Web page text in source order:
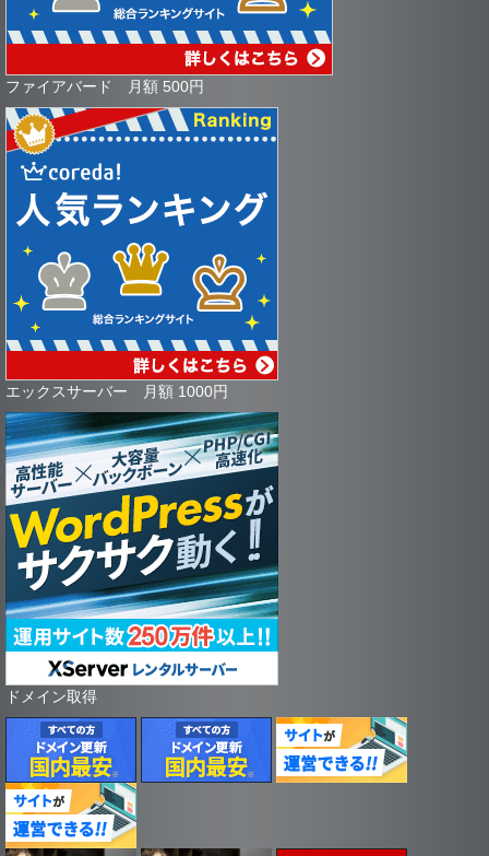
ファイアバード 月額 500円
エックスサーバー 月額 1000円
ドメイン取得